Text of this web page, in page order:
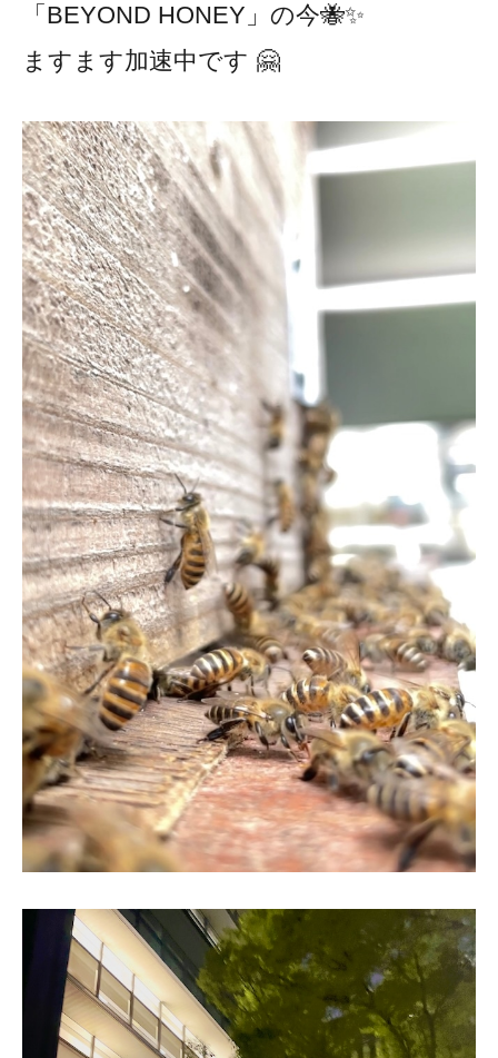
「BEYOND HONEY」の今🐝✨
ますます加速中です 🤗